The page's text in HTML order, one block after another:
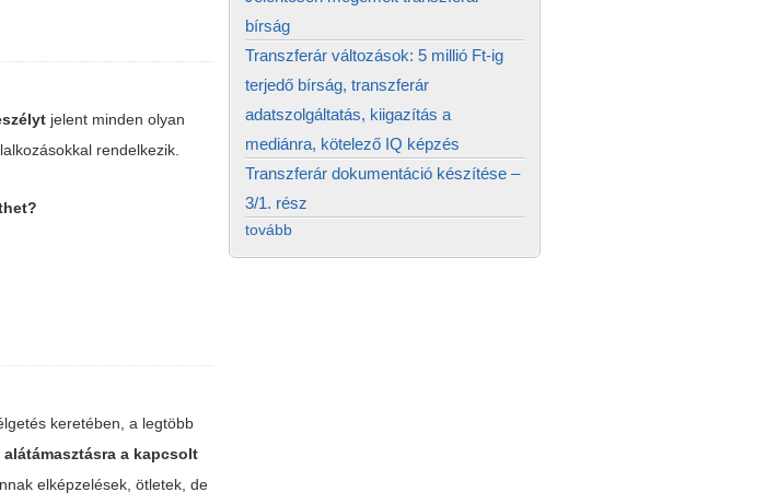
jelent minden olyan
rendelkezik.
keretében, a legtöbb
a kapcsolt
elképzelések, ötletek, de
bírság
Transzferár változások: 5 millió Ft-ig
terjedő bírság, transzferár
adatszolgáltatás, kiigazítás a
mediánra, kötelező IQ képzés
Transzferár dokumentáció készítése –
3/1. rész
tovább